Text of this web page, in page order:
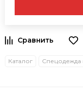
Каталог